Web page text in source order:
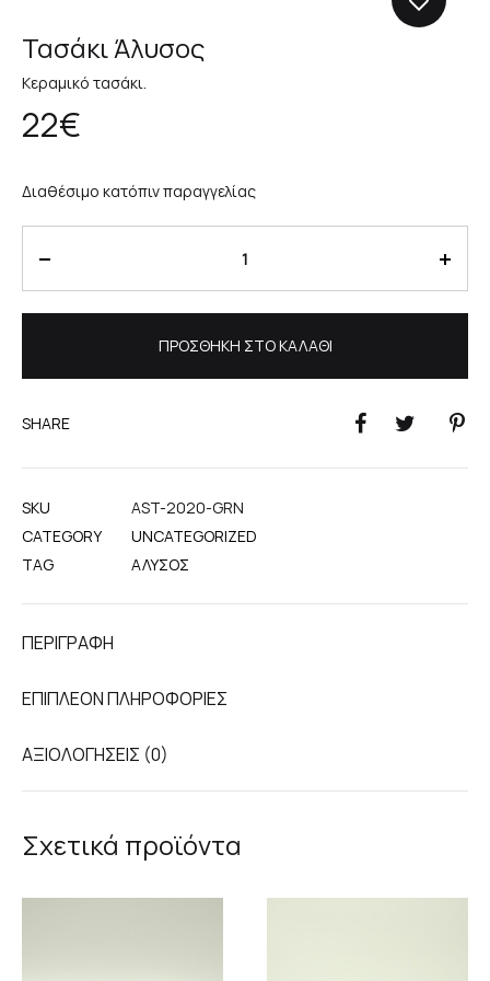
Τασάκι Άλυσος
Κεραμικό τασάκι.
22€
Διαθέσιμο κατόπιν παραγγελίας
ΠΡΟΣΘΉΚΗ ΣΤΟ ΚΑΛΆΘΙ
SHARE
SKU
AST-2020-GRN
CATEGORY
UNCATEGORIZED
TAG
ΆΛΥΣΟΣ
ΠΕΡΙΓΡΑΦΉ
ΕΠΙΠΛΈΟΝ ΠΛΗΡΟΦΟΡΊΕΣ
ΑΞΙΟΛΟΓΉΣΕΙΣ (0)
Σχετικά προϊόντα